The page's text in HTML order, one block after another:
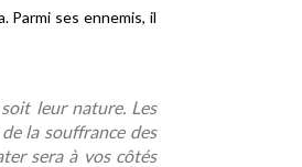
Parmi ses ennemis, il
leur nature. Les
la souffrance des
sera à vos côtés